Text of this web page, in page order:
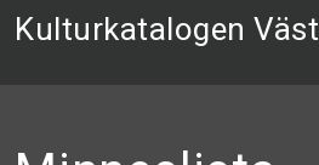
Kulturkatalogen Väst